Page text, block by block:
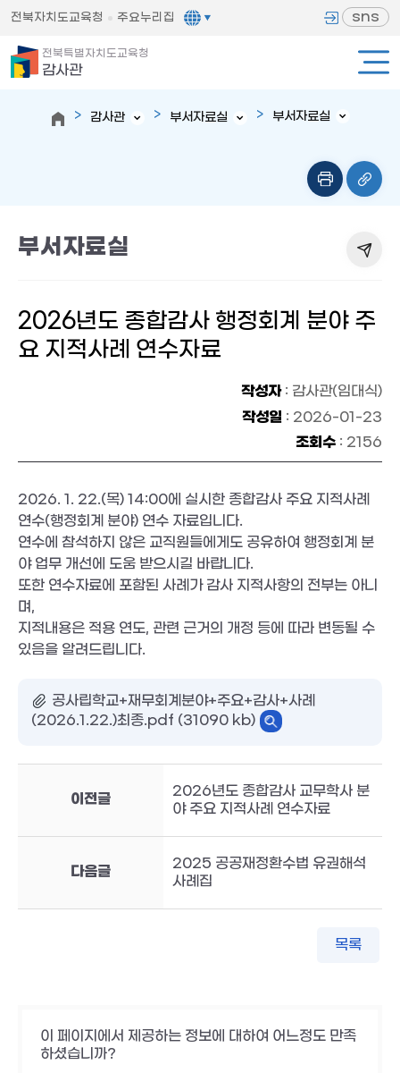
전북자치도교육청 주요누리집 sns
전북특별자치도교육청
감사관
감사관 부서자료실 부서자료실
부서자료실
2026년도 종합감사 행정회계 분야 주
요 지적사례 연수자료
작성자: 감사관(임대식)
작성일 : 2026-01-23
조회수 : 2156
2026. 1. 22.(목) 14:00에 실시한 종합감사 주요 지적사례
연수(행정회계 분야) 연수 자료입니다.
연수에 참석하지 않은 교직원들에게도 공유하여 행정회계 분
야 업무 개선에 도움 받으시길 바랍니다.
또한 연수자료에 포함된 사례가 감사 지적사항의 전부는 아니
며,
지적내용은 적용 연도, 관련 근거의 개정 등에 따라 변동될 수
있음을 알려드립니다.
공사립학교+재무회계분야+주요+감사+사례
(2026.1.22.)최종.pdf (31090 kb)
이전글
2026년도 종합감사 교무학사 분
야 주요 지적사례 연수자료
다음글
2025 공공재정환수법 유권해석
사례집
목록
이 페이지에서 제공하는 정보에 대하여 어느정도 만족
하셨습니까?